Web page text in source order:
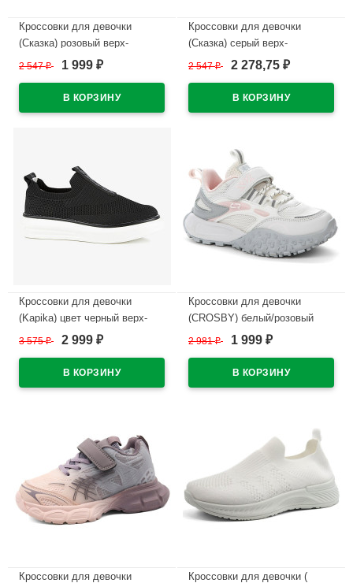
Кроссовки для девочки
(Сказка) розовый верх-
искуственная кожа
R070874876P
2 547₽ 1 999 ₽
Кроссовки для девочки
(Сказка) серый верх-
искуственная кожа
R070874878W
2 547₽ 2 278,75 ₽
Кроссовки для девочки
(Kapika) цвет черный верх-
текстиль подкладка-текстиль/
ряд 35-39 артикул 74809-1
3 575₽ 2 999 ₽
Кроссовки для девочки
(CROSBY) белый/розовый
верх-сетка/искусственная
текстиль арт.247320/01-04
2 981₽ 1 999 ₽
Кроссовки для девочки
Кроссовки для девочки (